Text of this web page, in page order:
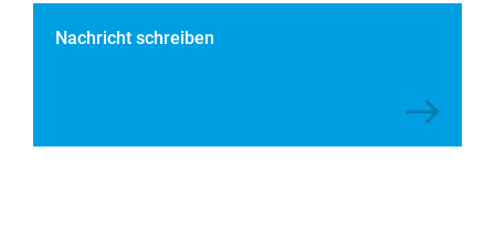
Nachricht schreiben